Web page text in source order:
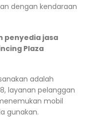
dengan kendaraan
penyedia jasa
Plaza
adalah
layanan pelanggan
mobil
gunakan.